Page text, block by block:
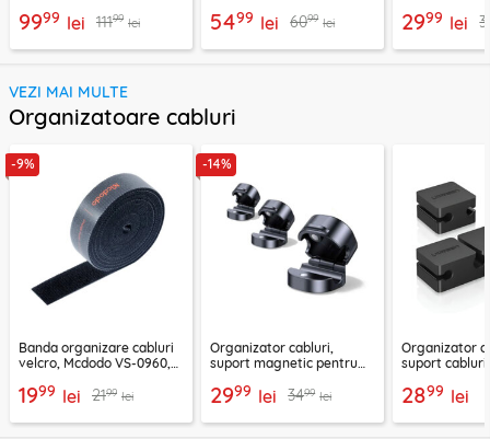
9999 lei 11199 lei 5499 lei 6099 lei 2999 lei
VEZI MAI MULTE
Organizatoare cabluri
-9%
Banda organizare cabluri
velcro, Mcdodo VS-0960,
1999 lei 2199 lei
-14%
Organizator cabluri,
suport magnetic pentru
2999 lei 3499 lei
Organizator
suport
2899 lei